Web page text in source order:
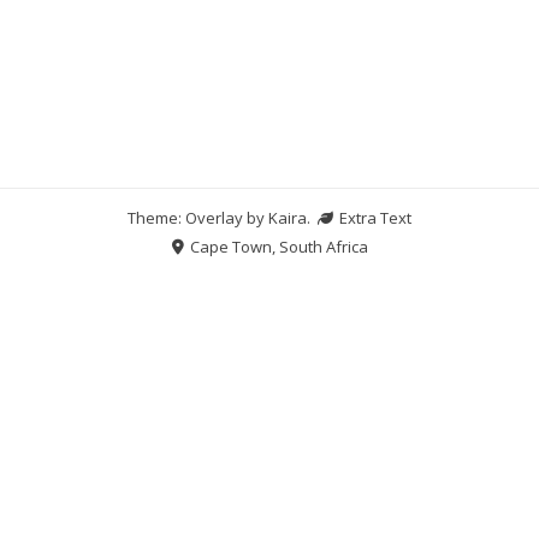
Theme: Overlay byKaira.
Extra Text
Cape Town, South Africa